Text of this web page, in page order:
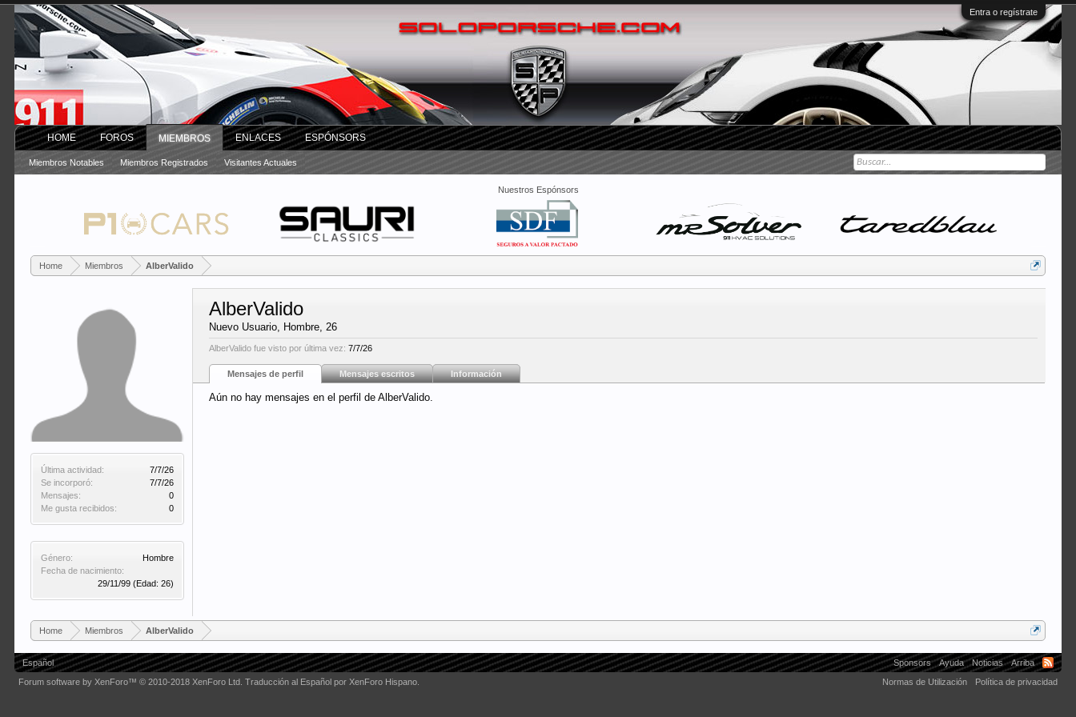
Entra o regístrate
Nuestros Espónsors
Home Miembros AlberValido
Última actividad:
7/7/26
Se incorporó:
7/7/26
Mensajes:
0
Me gusta recibidos:
0
Género:
Hombre
Fecha de nacimiento:
29/11/99 (Edad: 26)
AlberValido
Nuevo Usuario, Hombre, 26
AlberValido fue visto por última vez: 7/7/26
Mensajes de perfil Mensajes escritos Información
Aún no hay mensajes en el perfil de AlberValido.
Home Miembros AlberValido
HOME FOROS MIEMBROS
Miembros Notables Miembros Registrados Visitantes Actuales
ENLACES ESPÓNSORS
Español Sponsors Ayuda Noticias
Arriba
Normas de Utilización
Política de privacidad
Forum software by XenForo™© 2010-2018 XenForo Ltd. Traducción al Español por XenForo Hispano.